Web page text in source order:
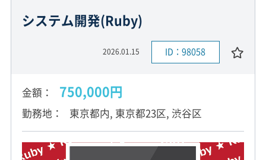
システム開発(Ruby)
2026.01.15 ID：98058
金額 750,000円
勤務地 東京都内, 東京都23区, 渋谷区